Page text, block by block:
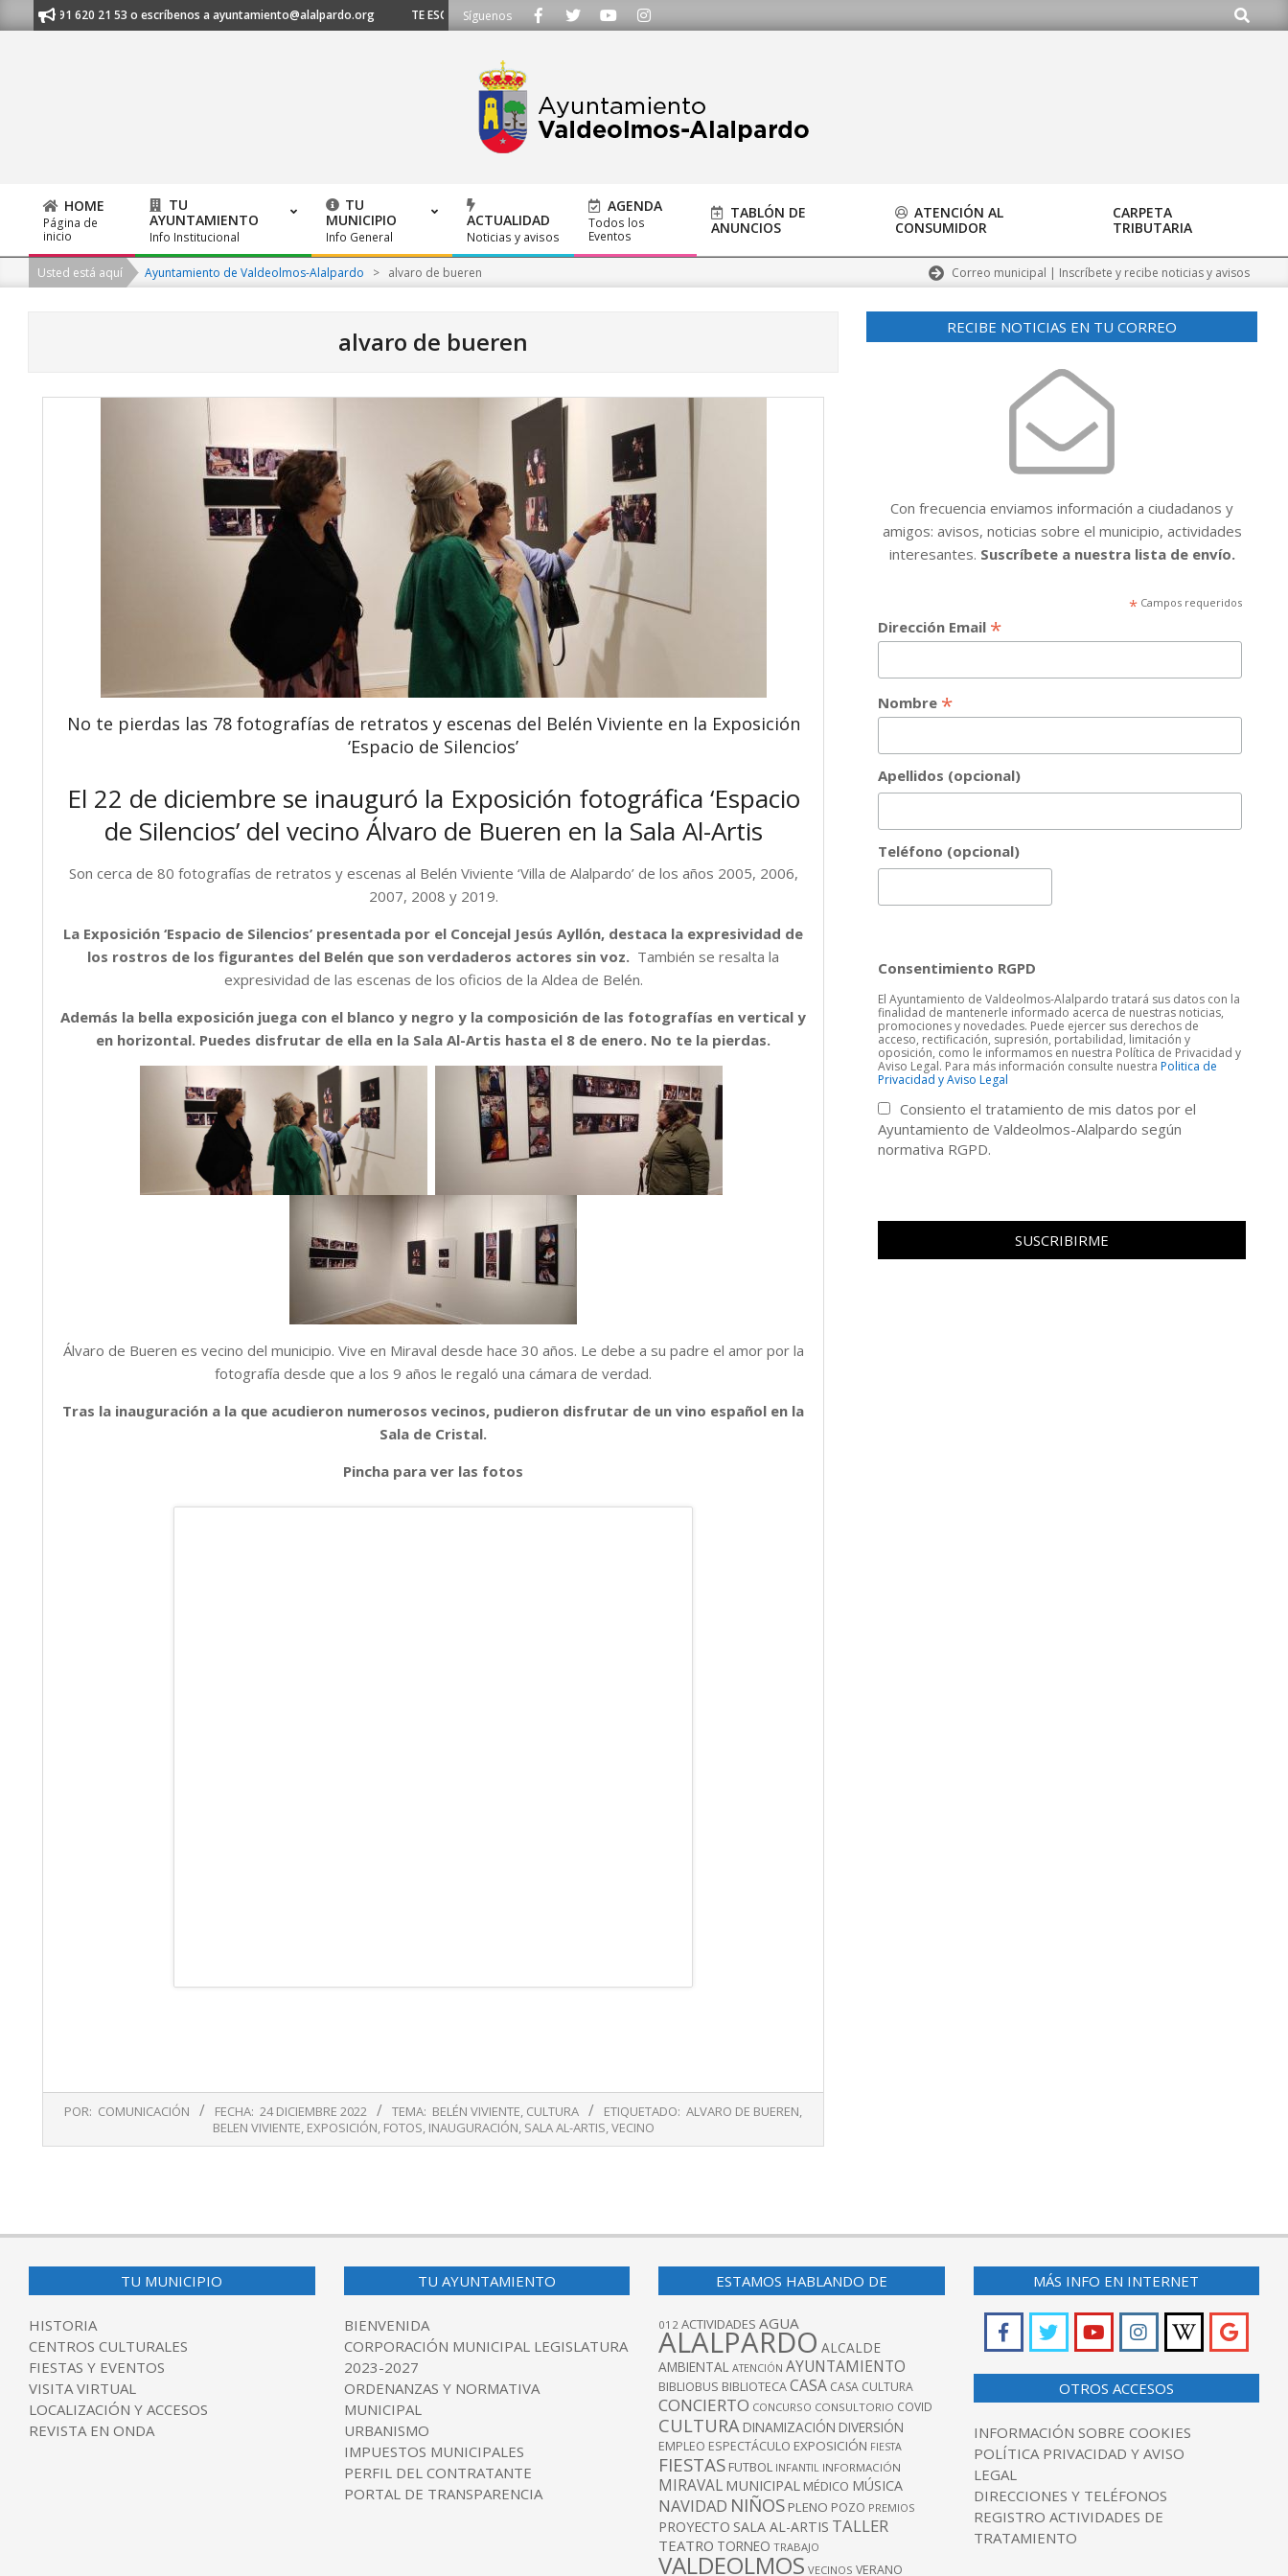
to
al 91 620 21 53 o escríbenos a ayuntamiento@alalpardo.org TE ESCUCHAMOS - Llámanos al 91 620 21 53 o escríbenos a ayuntamiento@alalpardo.org
Síguenos Buscar
Primary
Navigation
Menu
HOME
Página de
inicio
TU
AYUNTAMIENTO
Info Institucional
TU
MUNICIPIO
Info General
ACTUALIDAD
Noticias y avisos
AGENDA
Todos los
Eventos
TABLÓN DE
ANUNCIOS
ATENCIÓN AL
CONSUMIDOR
CARPETA
TRIBUTARIA
Usted está aquí Ayuntamiento de Valdeolmos-Alalpardo > alvaro de bueren Correo municipal | Inscríbete y recibe noticias y avisos
alvaro de bueren
No te pierdas las 78 fotografías de retratos y escenas del Belén Viviente en la Exposición
‘Espacio de Silencios’
El 22 de diciembre se inauguró la Exposición fotográfica ‘Espacio
de Silencios’ del vecino Álvaro de Bueren en la Sala Al-Artis
Son cerca de 80 fotografías de retratos y escenas al Belén Viviente ‘Villa de Alalpardo’ de los años 2005, 2006,
2007, 2008 y 2019.
La Exposición ‘Espacio de Silencios’ presentada por el Concejal Jesús Ayllón, destaca la expresividad de
los rostros de los figurantes del Belén que son verdaderos actores sin voz. También se resalta la
expresividad de las escenas de los oficios de la Aldea de Belén.
Además la bella exposición juega con el blanco y negro y la composición de las fotografías en vertical y
en horizontal. Puedes disfrutar de ella en la Sala Al-Artis hasta el 8 de enero. No te la pierdas.
Álvaro de Bueren es vecino del municipio. Vive en Miraval desde hace 30 años. Le debe a su padre el amor por la
fotografía desde que a los 9 años le regaló una cámara de verdad.
Tras la inauguración a la que acudieron numerosos vecinos, pudieron disfrutar de un vino español en la
Sala de Cristal.
Pincha para ver las fotos
24
POR: COMUNICACIÓN FECHA: 24 DICIEMBRE 2022 TEMA: BELÉN VIVIENTE, CULTURA ETIQUETADO: ALVARO DE BUEREN,
BELEN VIVIENTE, EXPOSICIÓN, FOTOS, INAUGURACIÓN, SALA AL-ARTIS,VECINO
RECIBE NOTICIAS EN TU CORREO
Con frecuencia enviamos información a ciudadanos y
amigos: avisos, noticias sobre el municipio, actividades
interesantes. Suscríbete a nuestra lista de envío.
* Campos requeridos
Dirección Email *
Nombre *
Apellidos (opcional)
Teléfono (opcional)
Consentimiento RGPD
El Ayuntamiento de Valdeolmos-Alalpardo tratará sus datos con la
finalidad de mantenerle informado acerca de nuestras noticias,
promociones y novedades. Puede ejercer sus derechos de
acceso, rectificación, supresión, portabilidad, limitación y
oposición, como le informamos en nuestra Política de Privacidad y
Aviso Legal. Para más información consulte nuestraPolitica de
Privacidad y Aviso Legal
Consiento el tratamiento de mis datos por el
Ayuntamiento de Valdeolmos-Alalpardo según
normativa RGPD.
TU MUNICIPIO
HISTORIA
CENTROS CULTURALES
FIESTAS Y EVENTOS
VISITA VIRTUAL
LOCALIZACIÓN Y ACCESOS
REVISTA EN ONDA
TU AYUNTAMIENTO
BIENVENIDA
CORPORACIÓN MUNICIPAL LEGISLATURA
2023-2027
ORDENANZAS Y NORMATIVA
MUNICIPAL
URBANISMO
IMPUESTOS MUNICIPALES
PERFIL DEL CONTRATANTE
PORTAL DE TRANSPARENCIA
ESTAMOS HABLANDO DE
012 ACTIVIDADES AGUA
ALALPARDO ALCALDE
AMBIENTAL ATENCIÓN AYUNTAMIENTO
BIBLIOBUS BIBLIOTECACASA CASA CULTURA
CONCIERTO CONCURSO CONSULTORIO COVID
CULTURA DINAMIZACIÓN DIVERSIÓN
EMPLEO ESPECTÁCULO EXPOSICIÓN FIESTA
FIESTAS FUTBOL INFANTIL INFORMACIÓN
MIRAVAL MUNICIPAL MÉDICO MÚSICA
NAVIDAD NIÑOS PLENO POZO PREMIOS
PROYECTO SALA AL-ARTIS TALLER
TEATRO TORNEO TRABAJO
VALDEOLMOS VECINOS VERANO
MÁS INFO EN INTERNET
OTROS ACCESOS
INFORMACIÓN SOBRE COOKIES
POLÍTICA PRIVACIDAD Y AVISO
LEGAL
DIRECCIONES Y TELÉFONOS
REGISTRO ACTIVIDADES DE
TRATAMIENTO